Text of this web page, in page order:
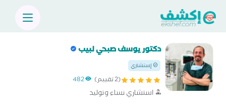
دكتور يوسف صبحي لبيب
إستشاري
(2 تقييم) 482
استشاري نساء وتوليد